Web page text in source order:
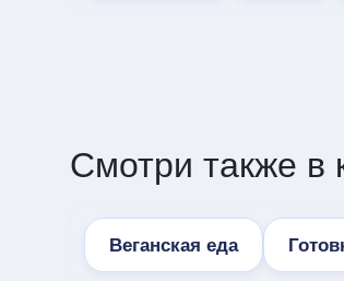
Смотри также в
Веганская еда